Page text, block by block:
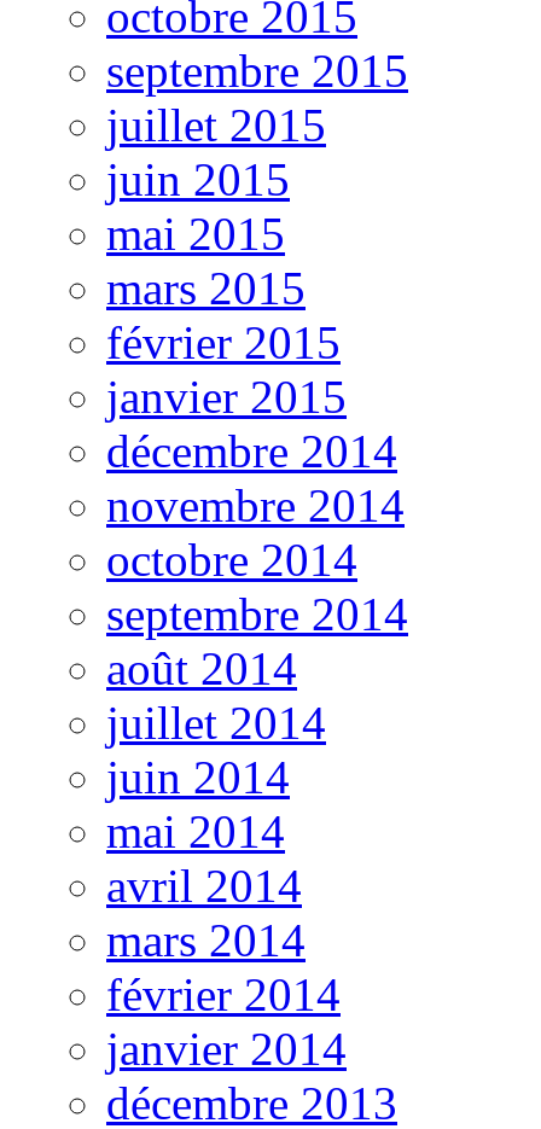
octobre 2015
septembre 2015
juillet 2015
juin 2015
mai 2015
mars 2015
février 2015
janvier 2015
décembre 2014
novembre 2014
octobre 2014
septembre 2014
août 2014
juillet 2014
juin 2014
mai 2014
avril 2014
mars 2014
février 2014
janvier 2014
décembre 2013